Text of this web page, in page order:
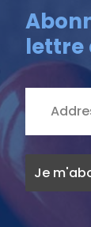
lettre